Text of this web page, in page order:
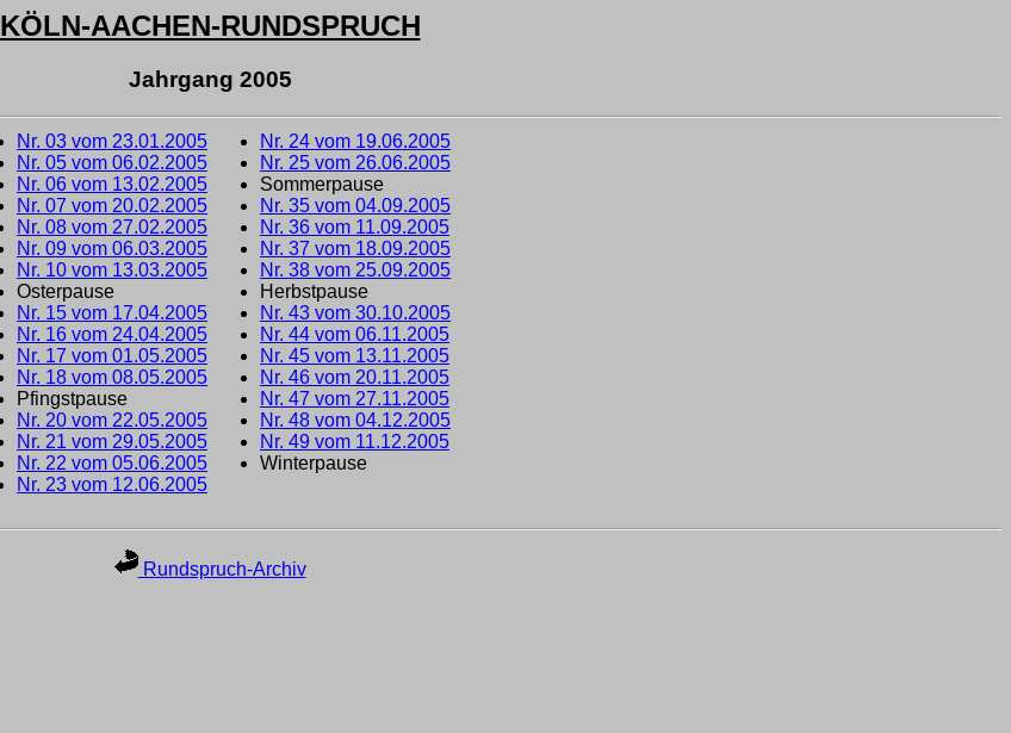
KÖLN-AACHEN-RUNDSPRUCH
Jahrgang 2005
Nr. 03 vom 23.01.2005
Nr. 05 vom 06.02.2005
Nr. 06 vom 13.02.2005
Nr. 07 vom 20.02.2005
Nr. 08 vom 27.02.2005
Nr. 09 vom 06.03.2005
Nr. 10 vom 13.03.2005
Osterpause
Nr. 15 vom 17.04.2005
Nr. 16 vom 24.04.2005
Nr. 17 vom 01.05.2005
Nr. 18 vom 08.05.2005
Pfingstpause
Nr. 20 vom 22.05.2005
Nr. 21 vom 29.05.2005
Nr. 22 vom 05.06.2005
Nr. 23 vom 12.06.2005
Nr. 24 vom 19.06.2005
Nr. 25 vom 26.06.2005
Sommerpause
Nr. 35 vom 04.09.2005
Nr. 36 vom 11.09.2005
Nr. 37 vom 18.09.2005
Nr. 38 vom 25.09.2005
Herbstpause
Nr. 43 vom 30.10.2005
Nr. 44 vom 06.11.2005
Nr. 45 vom 13.11.2005
Nr. 46 vom 20.11.2005
Nr. 47 vom 27.11.2005
Nr. 48 vom 04.12.2005
Nr. 49 vom 11.12.2005
Winterpause
Rundspruch-Archiv